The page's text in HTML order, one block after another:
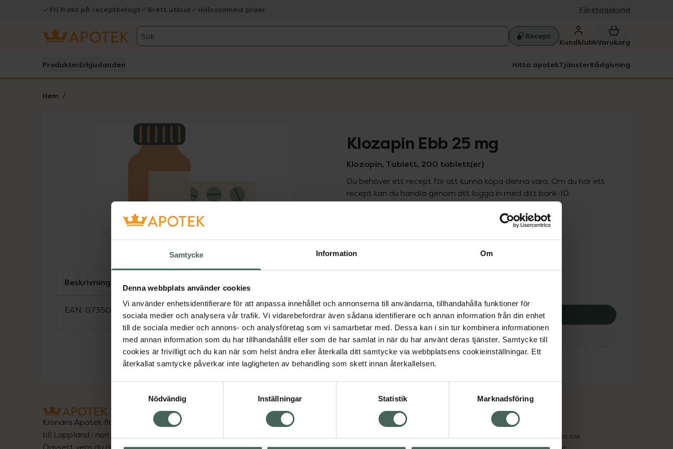
Samtycke Information Om
Denna webbplats använder cookies
Vi använder enhetsidentifierare för att anpassa innehållet och annonserna till användarna, tillhandahålla funktioner för
sociala medier och analysera vår trafik. Vi vidarebefordrar även sådana identifierare och annan information från din enhet
till de sociala medier och annons- och analysföretag som vi samarbetar med. Dessa kan i sin tur kombinera informationen
med annan information som du har tillhandahållit eller som de har samlat in när du har använt deras tjänster. Samtycke till
cookies är frivilligt och du kan när som helst ändra eller återkalla ditt samtycke via webbplatsens cookieinställningar. Ett
återkallat samtycke påverkar inte lagligheten av behandling som skett innan återkallelsen.
Nödvändig
Inställningar Statistik Marknadsföring
Fri frakt på receptbelagt Brett utbud Hälsosamma priser Företagskund
Sök Recept
KundklubbVarukorg
ProdukterErbjudanden Hitta apotekTjänsterRådgivning
Hem
Lista: . Innehåller 1 objekt. Klozapin Ebb 25 mg
Klozapin, Tablett, 200 tablett(er)
Du behöver ett recept för att kunna köpa denna vara. Om du har ett
recept kan du handla genom att logga in med ditt bank-ID.
Pris med recept
Högkostnadsskyddet gäller
363,55 kr
Köp via ditt recept
Aktuella erbjudanden
Beskrivning
EAN: 07350124332987
Kronans Apotek finns här för dig. Du hittar oss från Skåne i syd
till Lappland i norr, och online i mobilen och på datorn.
Oavsett vem du är så är det vårt uppdrag att hjälpa just dig
Om recept och läkemedel
Jobba hos oss